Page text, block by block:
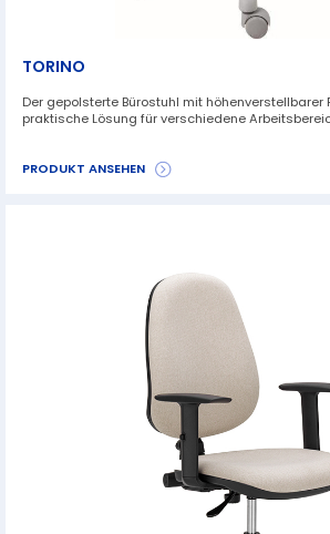
TORINO
Der gepolsterte Bürostuhl mit höhenverstellbarer
praktische Lösung für verschiedene
PRODUKT ANSEHEN